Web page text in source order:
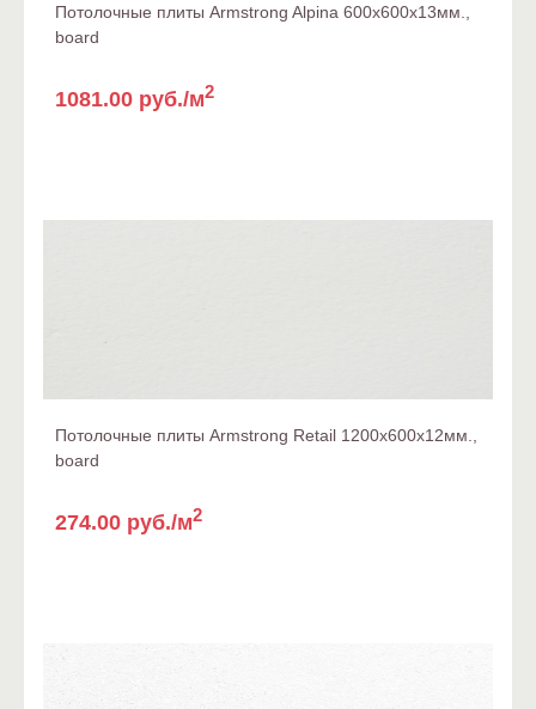
Потолочные плиты Armstrong Alpina 600x600x13мм.,
board
1081.00 руб./м2
Потолочные плиты Armstrong Retail 1200x600x12мм.,
board
274.00 руб./м2